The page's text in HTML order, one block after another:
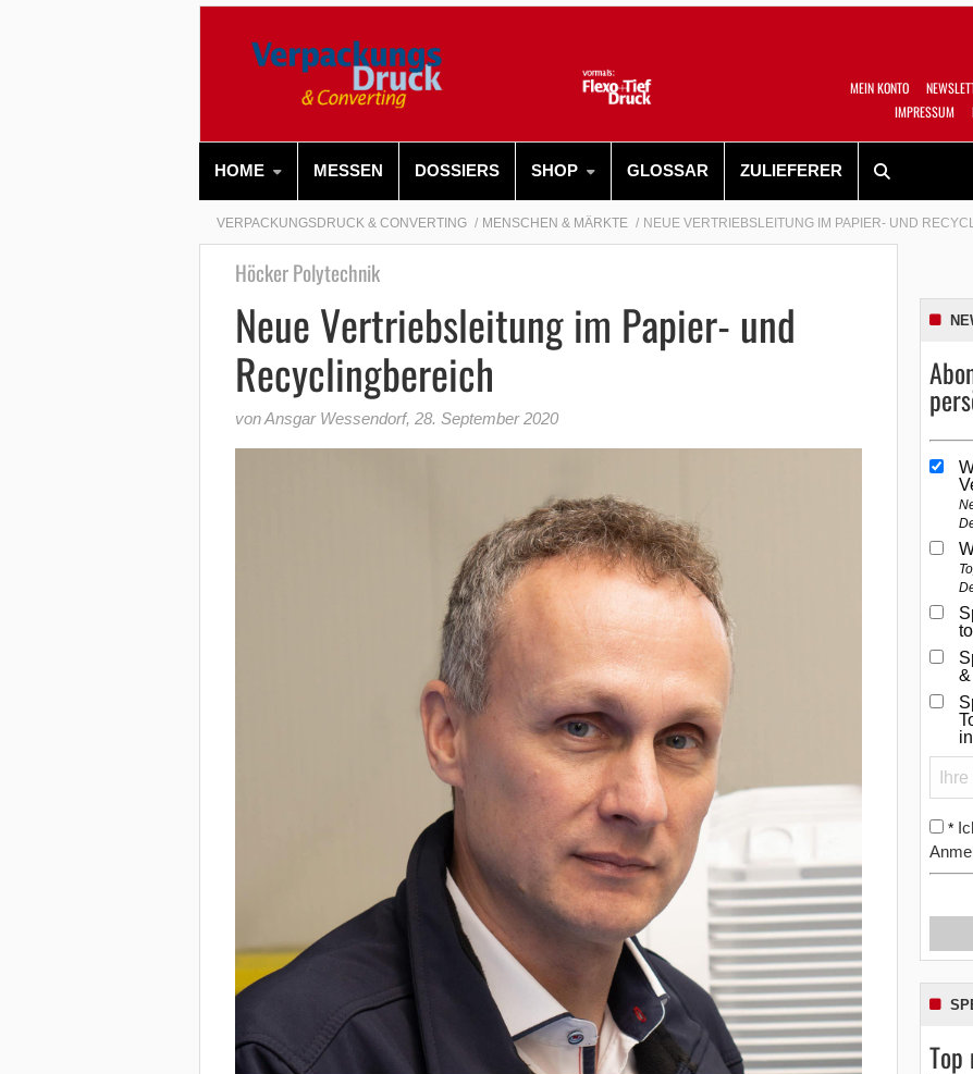
MEIN KONTO
IMPRESSUM
HOME MESSEN DOSSIERS SHOP GLOSSAR ZULIEFERER
VERPACKUNGSDRUCK & CONVERTING MENSCHEN & MÄRKTE NEUE VERTRIEBSLEITUNG IM PAPIER- UND
Höcker Polytechnik
Neue Vertriebsleitung im Papier- und
Recyclingbereich
von Ansgar Wessendorf, 28. September 2020
*